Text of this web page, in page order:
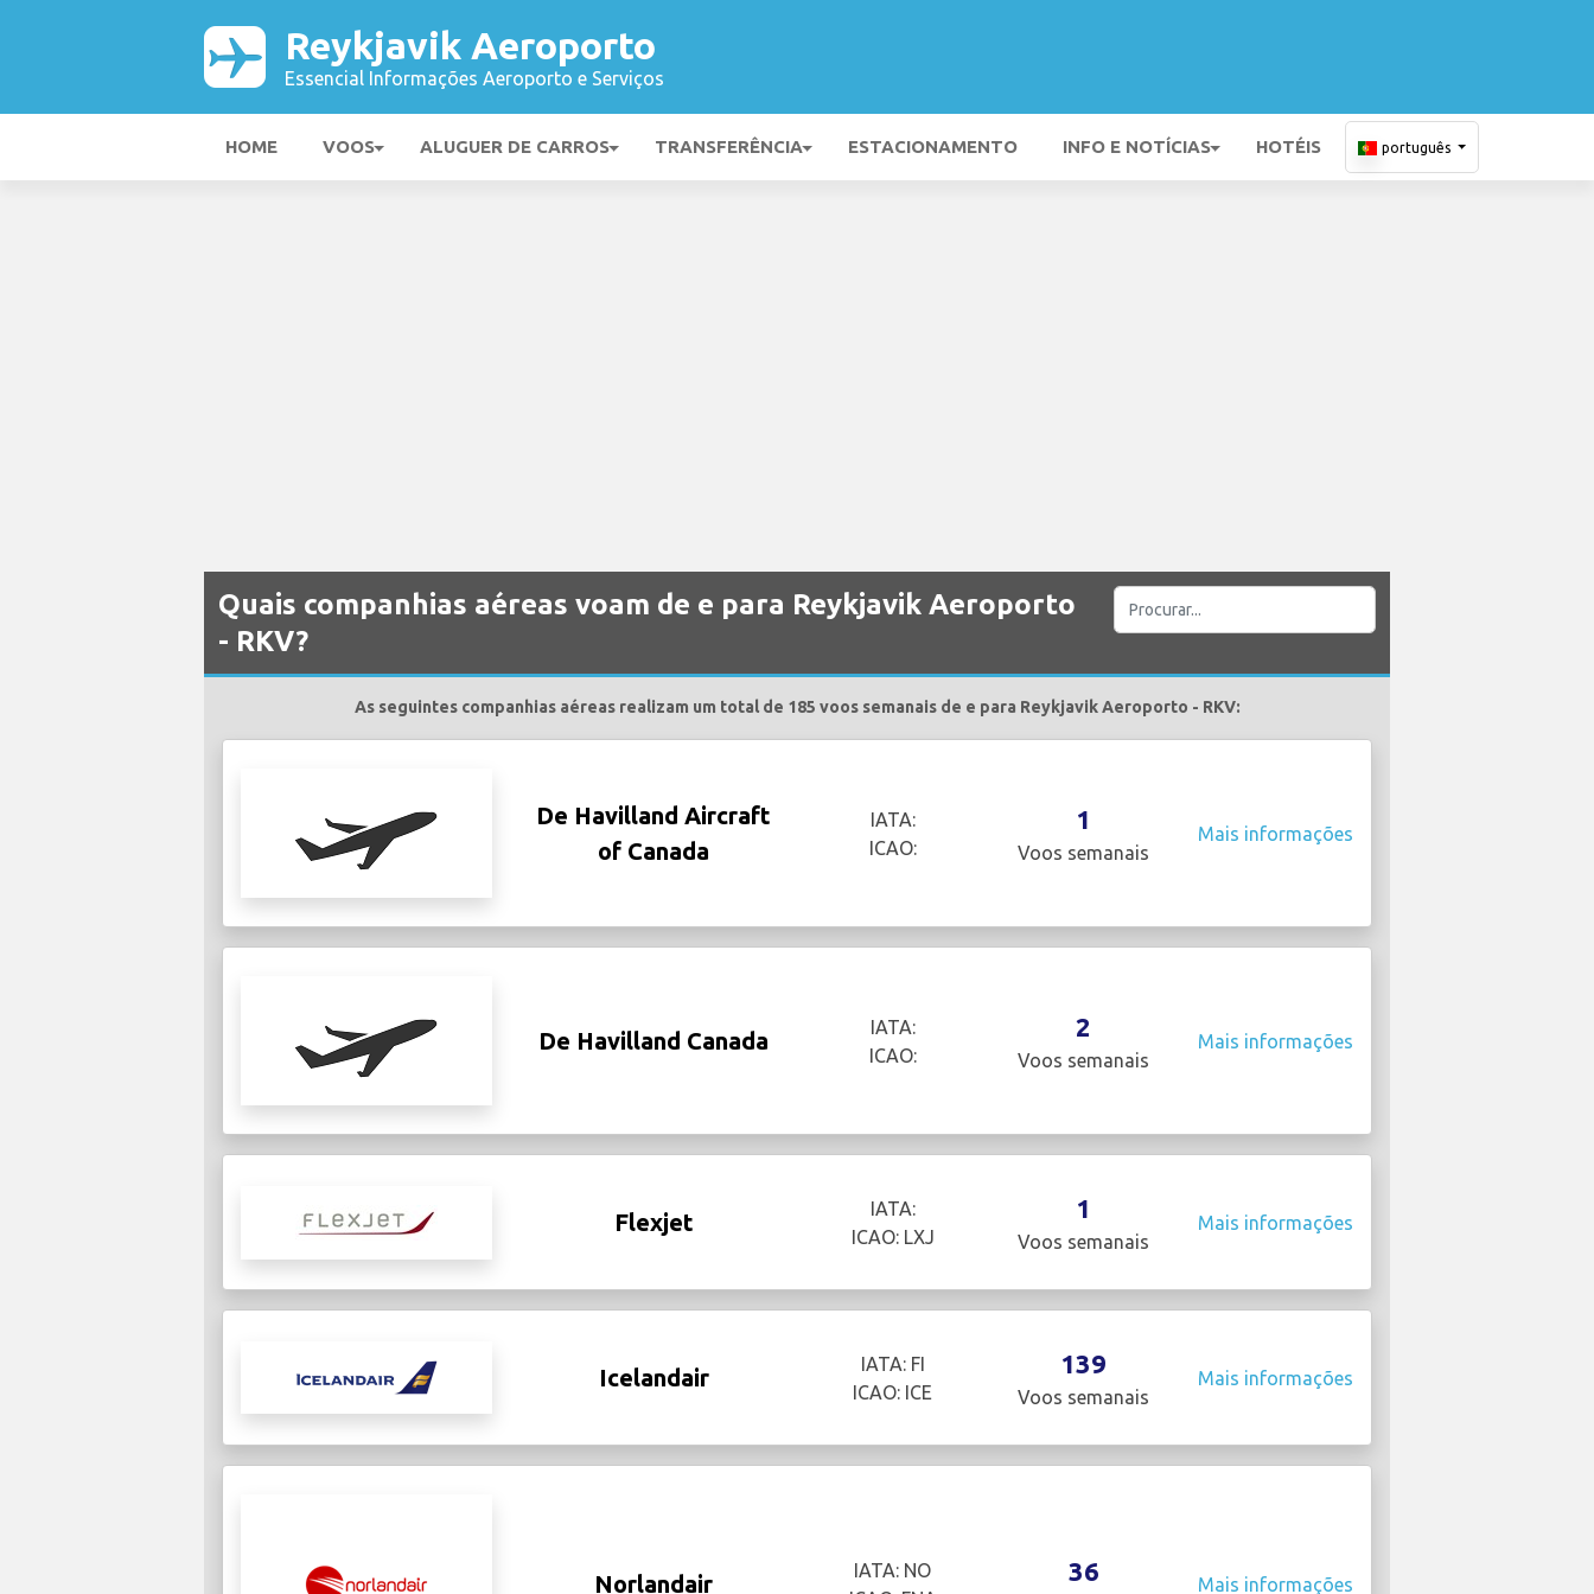
Reykjavik Aeroporto
Essencial Informações Aeroporto e Serviços
HOME VOOS ALUGUER DE CARROS TRANSFERÊNCIA ESTACIONAMENTO INFO E NOTÍCIAS HOTÉIS português
Quais companhias aéreas voam de e para Reykjavik Aeroporto
- RKV?
As seguintes companhias aéreas realizam um total de 185 voos semanais de e para Reykjavik Aeroporto - RKV:
De Havilland Aircraft
of Canada
IATA:
ICAO:
1
Voos semanais
Mais informações
De Havilland Canada
IATA:
ICAO:
2
Voos semanais
Mais informações
Flexjet
IATA:
ICAO: LXJ
1
Voos semanais
Mais informações
Icelandair
IATA: FI
ICAO: ICE
139
Voos semanais
Mais informações
Norlandair
IATA: NO
36 Mais informações